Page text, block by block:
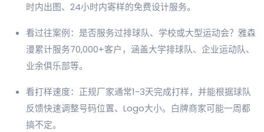
时内出图、24小时内寄样的免费设计服务。
看过往案例：是否服务过排球队、学校或大型运动会？雅森
漫累计服务70,000+客户，涵盖大学排球队、企业运动队、
业余俱乐部等。
看打样速度：正规厂家通常1-3天完成打样，并能根据球队
反馈快速调整号码位置、Logo大小。白牌商家可能一周都
搞不定。